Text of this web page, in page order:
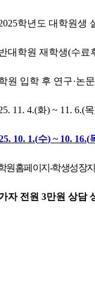
학년도 대학원생
대학원 재학생(수료
원 입학 후 연구·논
11. 4.(화) ~ 11. 6.(목
10. 1.(수) ~ 10. 16.(
원홈페이지 -학생성장
자 전원 3만원 상담